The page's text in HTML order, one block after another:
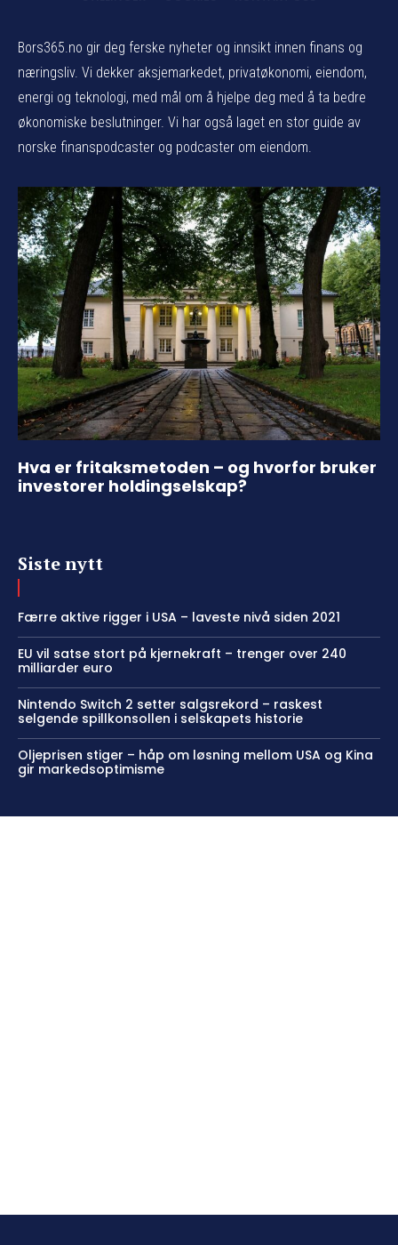
Bors365.no gir deg ferske nyheter og innsikt innen finans og
næringsliv. Vi dekker aksjemarkedet, privatøkonomi, eiendom,
energi og teknologi, med mål om å hjelpe deg med å ta bedre
økonomiske beslutninger. Vi har også laget en stor guide av
norske finanspodcaster og podcaster om eiendom.
Hva er fritaksmetoden – og hvorfor bruker
investorer holdingselskap?
Siste nytt
Færre aktive rigger i USA – laveste nivå siden 2021
EU vil satse stort på kjernekraft – trenger over 240
milliarder euro
Nintendo Switch 2 setter salgsrekord – raskest
selgende spillkonsollen i selskapets historie
Oljeprisen stiger – håp om løsning mellom USA og Kina
gir markedsoptimisme